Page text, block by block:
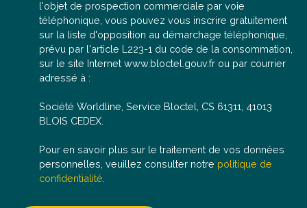
rapidement. 👩🏻‍🦰 Morgane, négociatrice en
immobilier (RSAC 898 859 599), se tient à votre
disposition pour répondre à vos questions, organiser
une visite ou réaliser une estimation gratuite de votre
bien actuel.
l'objet de prospection commerciale par voie
téléphonique, vous pouvez vous inscrire gratuitement
sur la liste d'opposition au démarchage téléphonique,
prévu par l'article L223-1 du code de la consommation,
sur le site Internet www.bloctel.gouv.fr ou par courrier
adressé à :
Société Worldline, Service Bloctel, CS 61311, 41013
BLOIS CEDEX.
Pour en savoir plus sur le traitement de vos données
personnelles, veuillez consulter notre politique de
confidentialité